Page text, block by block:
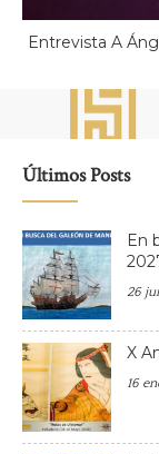
Entrevista A
Últimos Posts
En
26
X
16